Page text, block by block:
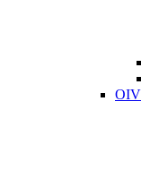
OIV